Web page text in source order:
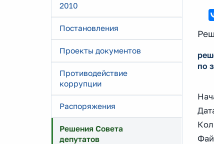
2010
Постановления
Проекты документов
Противодействие
коррупции
Распоряжения
Решения Совета
депутатов
по